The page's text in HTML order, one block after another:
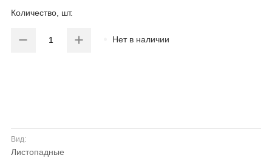
Количество, шт.
Нет в наличии
Вид:
листопадные